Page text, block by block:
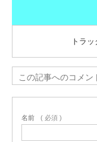
トラ
この記事へのコメン
名前 ( 必須 )